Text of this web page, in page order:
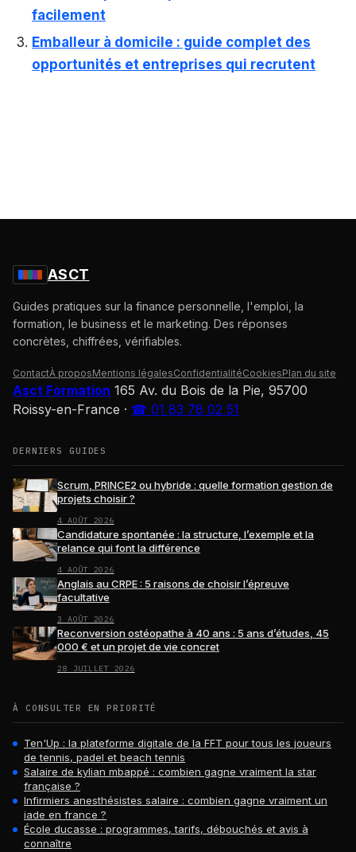
facilement
Emballeur à domicile : guide complet des
opportunités et entreprises qui recrutent
ASCT
Guides pratiques sur la finance personnelle, l'emploi, la
formation, le business et le marketing. Des réponses
concrètes, chiffrées, vérifiables.
ContactÀ proposMentions légalesConfidentialitéCookiesPlan du site
Asct Formation 165 Av. du Bois de la Pie, 95700
Roissy-en-France · ☎ 01 83 78 02 51
DERNIERS GUIDES
Scrum, PRINCE2 ou hybride : quelle formation gestion de
projets choisir ?
4 AOÛT 2026
Candidature spontanée : la structure, l’exemple et la
relance qui font la différence
4 AOÛT 2026
Anglais au CRPE : 5 raisons de choisir l’épreuve
facultative
3 AOÛT 2026
Reconversion ostéopathe à 40 ans : 5 ans d’études, 45
000 € et un projet de vie concret
28 JUILLET 2026
À CONSULTER EN PRIORITÉ
Ten'Up : la plateforme digitale de la FFT pour tous les joueurs
de tennis, padel et beach tennis
Salaire de kylian mbappé : combien gagne vraiment la star
française ?
Infirmiers anesthésistes salaire : combien gagne vraiment un
iade en france ?
École ducasse : programmes, tarifs, débouchés et avis à
connaître